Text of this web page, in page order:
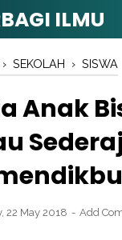
ILMU
› SEKOLAH › SISWA
Anak
22 May 2018 Add